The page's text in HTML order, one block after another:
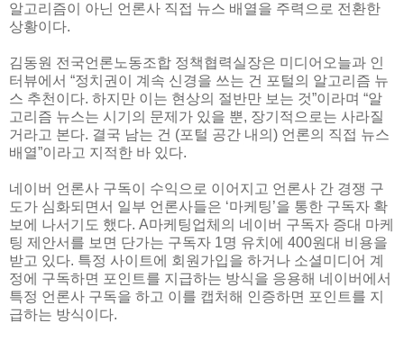
알고리즘이 아닌 언론사 직접 뉴스 배열을 주력으로 전환한
상황이다.
김동원 전국언론노동조합 정책협력실장은 미디어오늘과 인
터뷰에서 “정치권이 계속 신경을 쓰는 건 포털의 알고리즘 뉴
스 추천이다. 하지만 이는 현상의 절반만 보는 것”이라며 “알
고리즘 뉴스는 시기의 문제가 있을 뿐, 장기적으로는 사라질
거라고 본다. 결국 남는 건 (포털 공간 내의) 언론의 직접 뉴스
배열”이라고 지적한 바 있다.
네이버 언론사 구독이 수익으로 이어지고 언론사 간 경쟁 구
도가 심화되면서 일부 언론사들은 ‘마케팅’을 통한 구독자 확
보에 나서기도 했다. A마케팅업체의 네이버 구독자 증대 마케
팅 제안서를 보면 단가는 구독자 1명 유치에 400원대 비용을
받고 있다. 특정 사이트에 회원가입을 하거나 소셜미디어 계
정에 구독하면 포인트를 지급하는 방식을 응용해 네이버에서
특정 언론사 구독을 하고 이를 캡처해 인증하면 포인트를 지
급하는 방식이다.